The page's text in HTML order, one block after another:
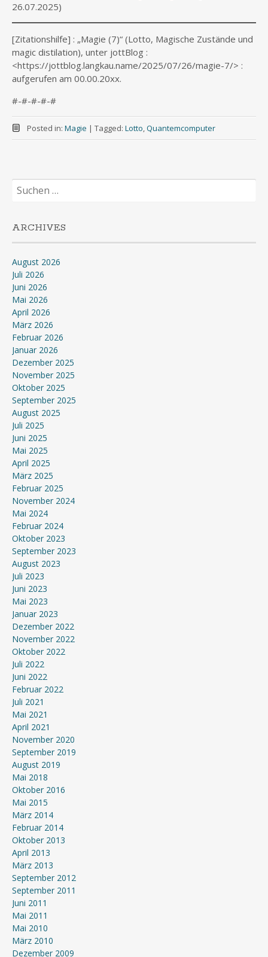
26.07.2025)
[Zitationshilfe] : „Magie (7)“ (Lotto, Magische Zustände und
magic distilation), unter jottBlog :
<https://jottblog.langkau.name/2025/07/26/magie-7/> :
aufgerufen am 00.00.20xx.
#-#-#-#-#
Posted in: Magie | Tagged: Lotto,Quantemcomputer
Suchen
nach:
ARCHIVES
August 2026
Juli 2026
Juni 2026
Mai 2026
April 2026
März 2026
Februar 2026
Januar 2026
Dezember 2025
November 2025
Oktober 2025
September 2025
August 2025
Juli 2025
Juni 2025
Mai 2025
April 2025
März 2025
Februar 2025
November 2024
Mai 2024
Februar 2024
Oktober 2023
September 2023
August 2023
Juli 2023
Juni 2023
Mai 2023
Januar 2023
Dezember 2022
November 2022
Oktober 2022
Juli 2022
Juni 2022
Februar 2022
Juli 2021
Mai 2021
April 2021
November 2020
September 2019
August 2019
Mai 2018
Oktober 2016
Mai 2015
März 2014
Februar 2014
Oktober 2013
April 2013
März 2013
September 2012
September 2011
Juni 2011
Mai 2011
Mai 2010
März 2010
Dezember 2009